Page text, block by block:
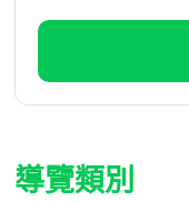
導覽類別